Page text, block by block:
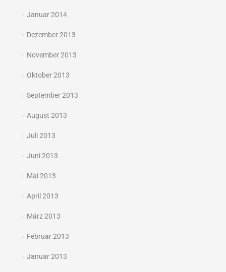
Januar 2014
Dezember 2013
November 2013
Oktober 2013
September 2013
August 2013
Juli 2013
Juni 2013
Mai 2013
April 2013
März 2013
Februar 2013
Januar 2013